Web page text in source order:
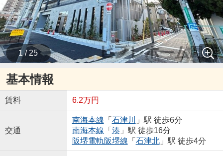
1 / 25
基本情報
賃料 6.2万円
交通
南海本線 「 石津川
」駅 徒歩6分
南海本線 「 湊 」駅 徒歩16分
阪堺電軌阪堺線 「 石津北」駅 徒歩4分